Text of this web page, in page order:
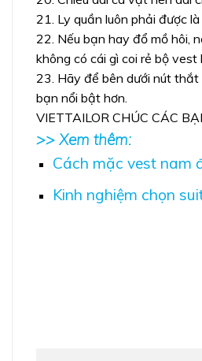
21. Ly quần luôn phải được
22. Nếu bạn hay đổ mồ hôi,
không có cái gì coi rẻ bộ
23. Hãy để bên dưới nút thắt
bạn nổi bật hơn.
VIETTAILOR CHÚC CÁC
>> Xem thêm:
Cách mặc vest nam
Kinh nghiệm chọn